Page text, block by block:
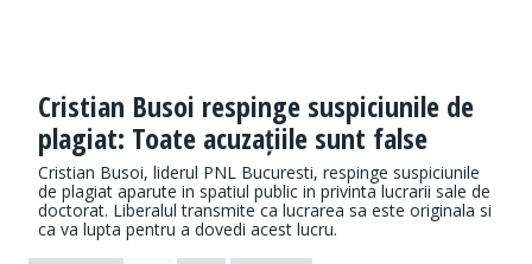
Cristian Busoi respinge suspiciunile de
plagiat: Toate acuzațiile sunt false
Cristian Busoi, liderul PNL Bucuresti, respinge suspiciunile
de plagiat aparute in spatiul public in privinta lucrarii sale de
doctorat. Liberalul transmite ca lucrarea sa este originala si
ca va lupta pentru a dovedi acest lucru.